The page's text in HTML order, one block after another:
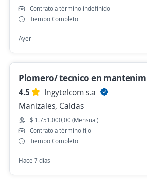
Técnico(a) en Instalación y
de Puertas Automáticas,
Videoporteros
4,7
CAJA DE
DE CALDAS - AGENCIA
Manizales, Caldas
$ 2.000.000,00 (Mensual)
Hace 7 días
Plomero/ tecnico en
locativo
Contrato a término indefinido
Tiempo Completo
Ayer
Plomero/ tecnico en
4.5
Ingytelcom s.a
Manizales, Caldas
$ 1.751.000,00 (Mensual)
Contrato a término fijo
Tiempo Completo
Hace 7 días